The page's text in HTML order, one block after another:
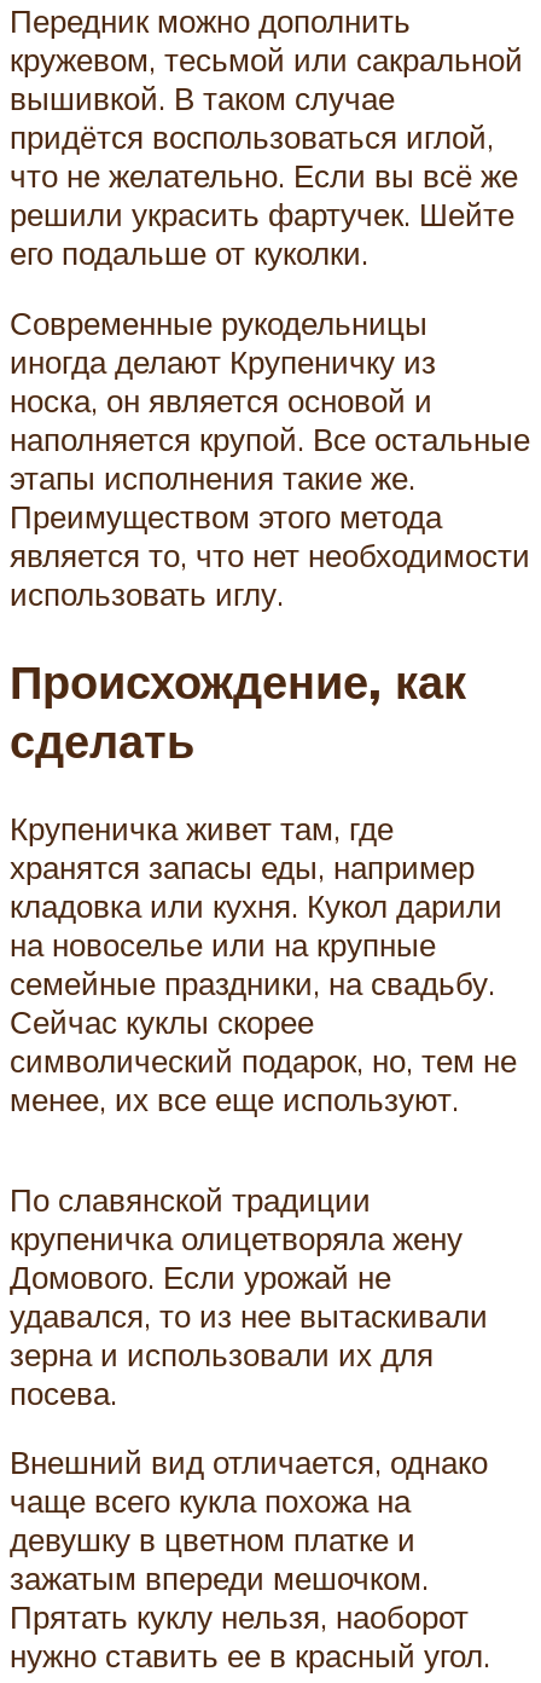
Передник можно дополнить
кружевом, тесьмой или сакральной
вышивкой. В таком случае
придётся воспользоваться иглой,
что не желательно. Если вы всё же
решили украсить фартучек. Шейте
его подальше от куколки.
Современные рукодельницы
иногда делают Крупеничку из
носка, он является основой и
наполняется крупой. Все остальные
этапы исполнения такие же.
Преимуществом этого метода
является то, что нет необходимости
использовать иглу.
Происхождение, как
сделать
Крупеничка живет там, где
хранятся запасы еды, например
кладовка или кухня. Кукол дарили
на новоселье или на крупные
семейные праздники, на свадьбу.
Сейчас куклы скорее
символический подарок, но, тем не
менее, их все еще используют.
По славянской традиции
крупеничка олицетворяла жену
Домового. Если урожай не
удавался, то из нее вытаскивали
зерна и использовали их для
посева.
Внешний вид отличается, однако
чаще всего кукла похожа на
девушку в цветном платке и
зажатым впереди мешочком.
Прятать куклу нельзя, наоборот
нужно ставить ее в красный угол.